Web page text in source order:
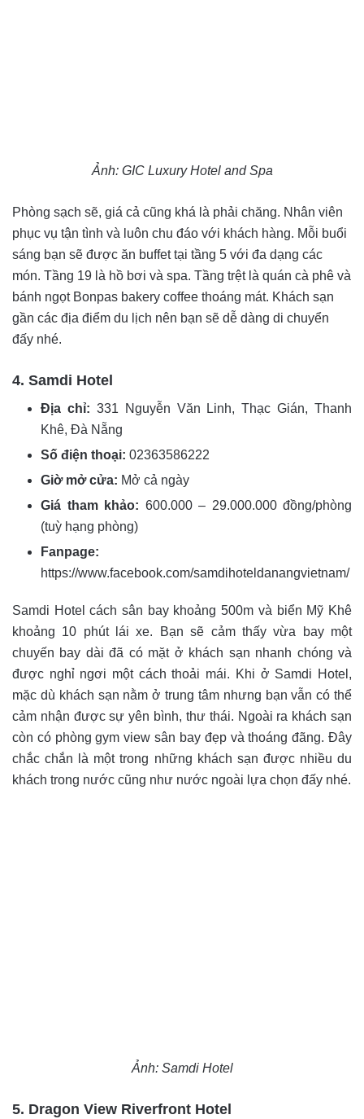
Ảnh: GIC Luxury Hotel and Spa
Phòng sạch sẽ, giá cả cũng khá là phải chăng. Nhân viên
phục vụ tận tình và luôn chu đáo với khách hàng. Mỗi buổi
sáng bạn sẽ được ăn buffet tại tầng 5 với đa dạng các
món. Tầng 19 là hồ bơi và spa. Tầng trệt là quán cà phê và
bánh ngọt Bonpas bakery coffee thoáng mát. Khách sạn
gần các địa điểm du lịch nên bạn sẽ dễ dàng di chuyển
đấy nhé.
4. Samdi Hotel
Địa chỉ: 331 Nguyễn Văn Linh, Thạc Gián, Thanh
Khê, Đà Nẵng
Số điện thoại: 02363586222
Giờ mở cửa: Mở cả ngày
Giá tham khảo: 600.000 – 29.000.000 đồng/phòng
(tuỳ hạng phòng)
Fanpage:
https://www.facebook.com/samdihoteldanangvietnam/
Samdi Hotel cách sân bay khoảng 500m và biển Mỹ Khê
khoảng 10 phút lái xe. Bạn sẽ cảm thấy vừa bay một
chuyến bay dài đã có mặt ở khách sạn nhanh chóng và
được nghỉ ngơi một cách thoải mái. Khi ở Samdi Hotel,
mặc dù khách sạn nằm ở trung tâm nhưng bạn vẫn có thể
cảm nhận được sự yên bình, thư thái. Ngoài ra khách sạn
còn có phòng gym view sân bay đẹp và thoáng đãng. Đây
chắc chắn là một trong những khách sạn được nhiều du
khách trong nước cũng như nước ngoài lựa chọn đấy nhé.
Ảnh: Samdi Hotel
5. Dragon View Riverfront Hotel